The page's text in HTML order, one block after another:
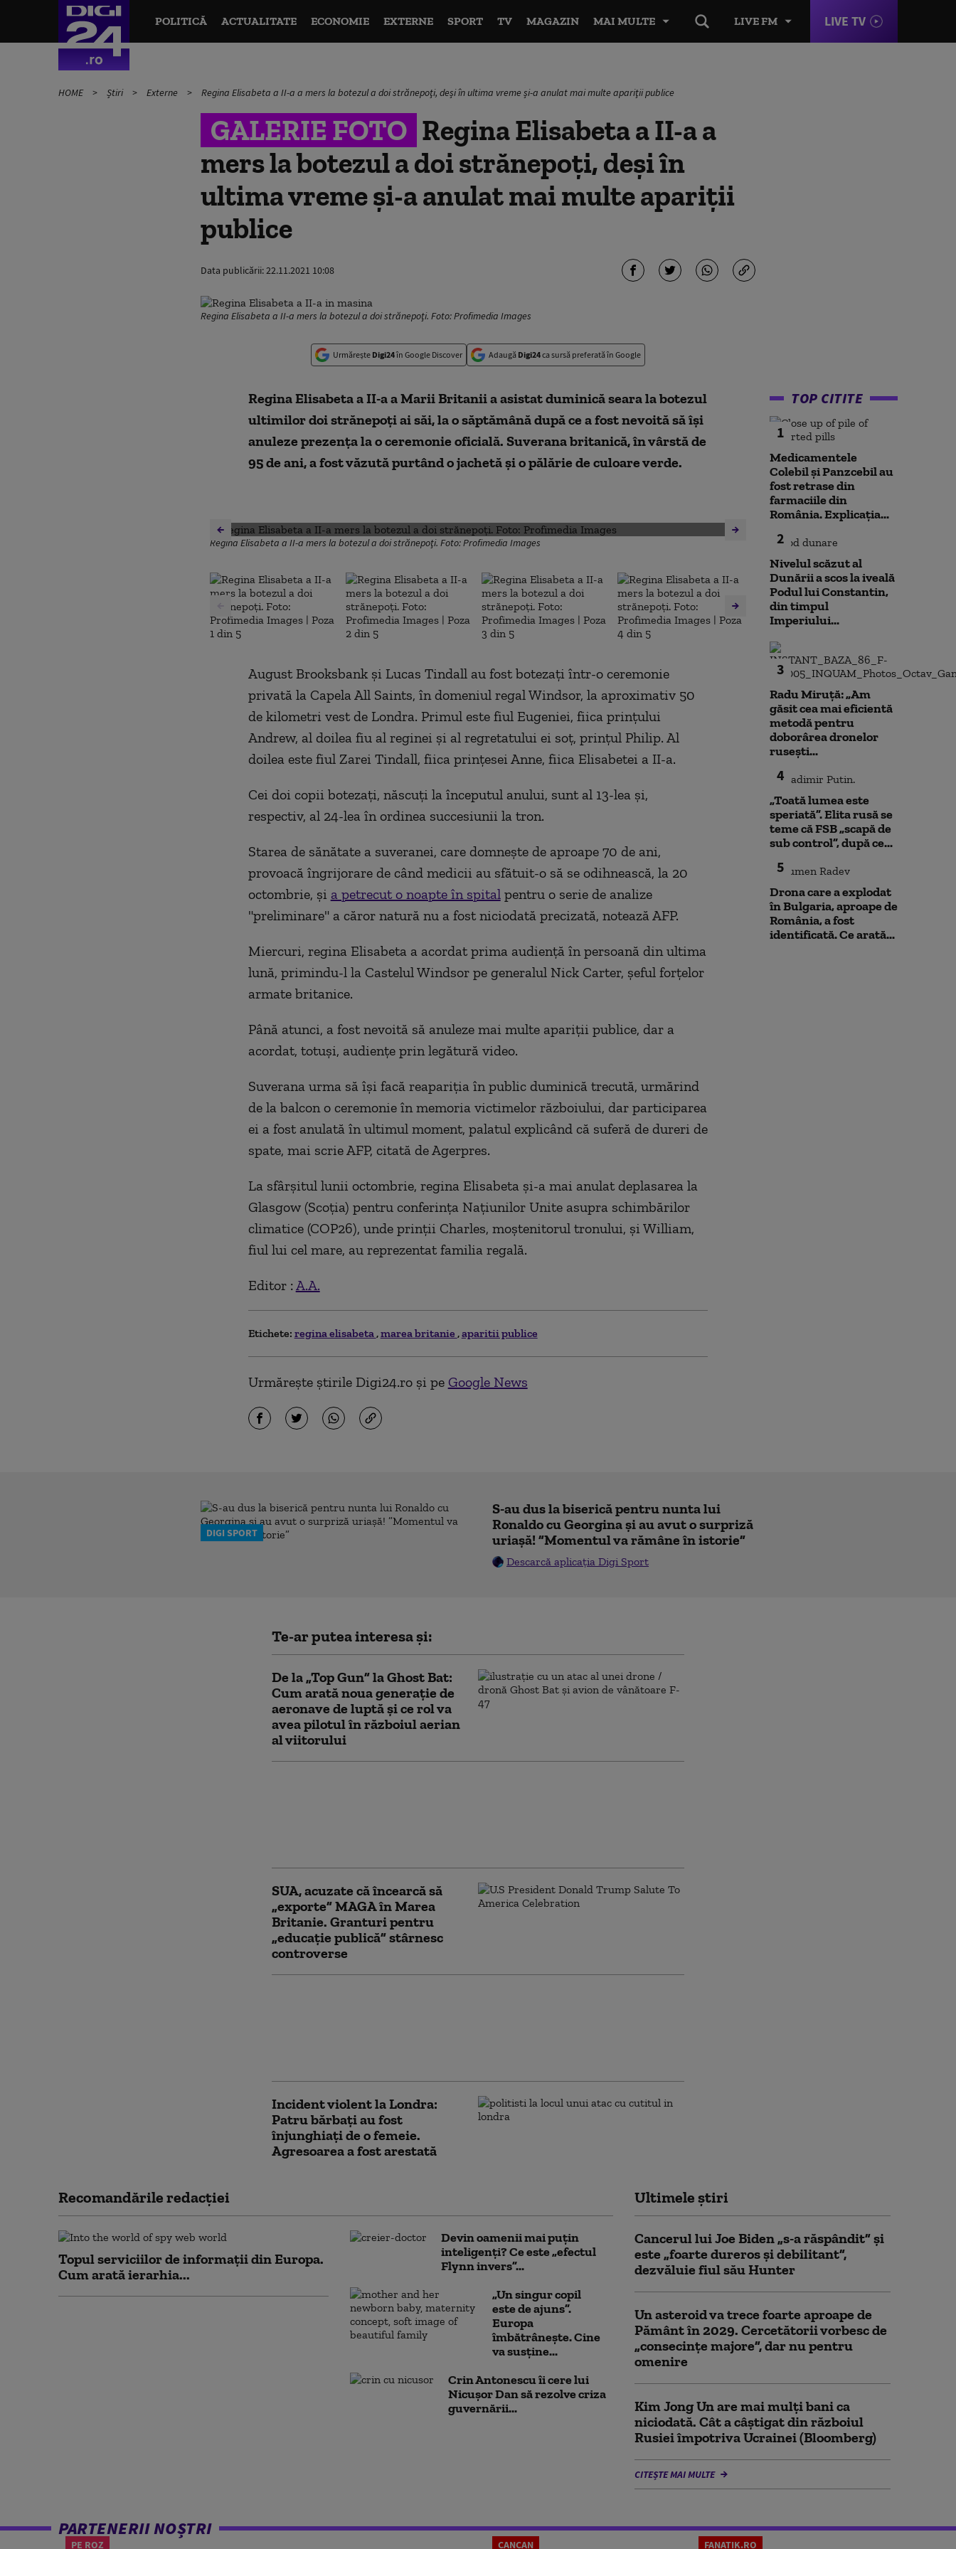
LIVE FM LIVE TV
POLITICĂ ACTUALITATE ECONOMIE EXTERNE SPORT TV MAGAZIN MAI MULTE
HOME Știri Externe Regina Elisabeta a II-a a mers la botezul a doi strănepoţi, deși în ultima vreme și-a anulat mai multe apariţii publice
GALERIE FOTO Regina Elisabeta a II-a a
mers la botezul a doi strănepoţi, deși în
ultima vreme și-a anulat mai multe apariţii
publice
Data publicării:22.11.2021 10:08
Regina Elisabeta a II-a mers la botezul a doi strănepoţi. Foto: Profimedia Images
Urmărește Digi24în Google Discover Adaugă Digi24ca sursă preferată în Google
Regina Elisabeta a II-a a Marii Britanii a asistat duminică seara la botezul
ultimilor doi strănepoţi ai săi, la o săptămână după ce a fost nevoită să îşi
anuleze prezenţa la o ceremonie oficială. Suverana britanică, în vârstă de
95 de ani, a fost văzută purtând o jachetă şi o pălărie de culoare verde.
Regina Elisabeta a II-a mers la botezul a doi strănepoţi. Foto: Profimedia Images
,
August Brooksbank şi Lucas Tindall au fost botezaţi într-o ceremonie
privată la Capela All Saints, în domeniul regal Windsor, la aproximativ 50
de kilometri vest de Londra. Primul este fiul Eugeniei, fiica prinţului
Andrew, al doilea fiu al reginei şi al regretatului ei soţ, prinţul Philip. Al
doilea este fiul Zarei Tindall, fiica prinţesei Anne, fiica Elisabetei a II-a.
Cei doi copii botezaţi, născuţi la începutul anului, sunt al 13-lea şi,
respectiv, al 24-lea în ordinea succesiunii la tron.
Starea de sănătate a suveranei, care domneşte de aproape 70 de ani,
provoacă îngrijorare de când medicii au sfătuit-o să se odihnească, la 20
octombrie, şi a petrecut o noapte în spitalpentru o serie de analize
"preliminare" a căror natură nu a fost niciodată precizată, notează AFP.
Miercuri, regina Elisabeta a acordat prima audienţă în persoană din ultima
lună, primindu-l la Castelul Windsor pe generalul Nick Carter, şeful forţelor
armate britanice.
Până atunci, a fost nevoită să anuleze mai multe apariţii publice, dar a
acordat, totuşi, audienţe prin legătură video.
Suverana urma să îşi facă reapariţia în public duminică trecută, urmărind
de la balcon o ceremonie în memoria victimelor războiului, dar participarea
ei a fost anulată în ultimul moment, palatul explicând că suferă de dureri de
spate, mai scrie AFP, citată de Agerpres.
La sfârşitul lunii octombrie, regina Elisabeta şi-a mai anulat deplasarea la
Glasgow (Scoţia) pentru conferinţa Naţiunilor Unite asupra schimbărilor
climatice (COP26), unde prinţii Charles, moştenitorul tronului, şi William,
fiul lui cel mare, au reprezentat familia regală.
Editor : A.A.
Etichete: regina elisabeta marea britanie aparitii publice
Urmărește știrile Digi24.ro și pe Google News
TOP CITITE
1
Medicamentele
Colebil și Panzcebil au
fost retrase din
farmaciile din
România. Explicația...
2
Nivelul scăzut al
Dunării a scos la iveală
Podul lui Constantin,
din timpul
Imperiului...
3
Radu Miruță: „Am
găsit cea mai eficientă
metodă pentru
doborârea dronelor
rusești...
4
„Toată lumea este
speriată”. Elita rusă se
teme că FSB „scapă de
sub control”, după ce...
5
Drona care a explodat
în Bulgaria, aproape de
România, a fost
identificată. Ce arată...
DIGI SPORT
S-au dus la biserică pentru nunta lui
Ronaldo cu Georgina și au avut o surpriză
uriașă! ”Momentul va rămâne în istorie”
Descarcă aplicația Digi Sport
Te-ar putea interesa și:
De la „Top Gun” la Ghost Bat:
Cum arată noua generație de
aeronave de luptă și ce rol va
avea pilotul în războiul aerian
al viitorului
SUA, acuzate că încearcă să
„exporte” MAGA în Marea
Britanie. Granturi pentru
„educație publică” stârnesc
controverse
Incident violent la Londra:
Patru bărbaţi au fost
înjunghiaţi de o femeie.
Agresoarea a fost arestată
Recomandările redacţiei
Topul serviciilor de informații din Europa.
Cum arată ierarhia...
Devin oamenii mai puțin
inteligenți? Ce este „efectul
Flynn invers”...
„Un singur copil
este de ajuns”.
Europa
îmbătrânește. Cine
va susține...
Crin Antonescu îi cere lui
Nicușor Dan să rezolve criza
guvernării...
Ultimele știri
Cancerul lui Joe Biden „s-a răspândit” şi
este „foarte dureros și debilitant”,
dezvăluie fiul său Hunter
Un asteroid va trece foarte aproape de
Pământ în 2029. Cercetătorii vorbesc de
„consecințe majore”, dar nu pentru
omenire
Kim Jong Un are mai mulți bani ca
niciodată. Cât a câștigat din războiul
Rusiei împotriva Ucrainei (Bloomberg)
CITEȘTE MAI MULTE
PARTENERII NOȘTRI
PE ROZ CANCAN FANATIK.RO